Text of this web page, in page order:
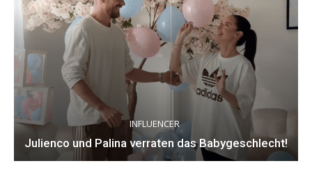
INFLUENCER
Julienco und Palina verraten das Babygeschlecht!